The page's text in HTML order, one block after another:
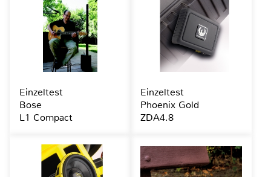
Einzeltest
Bose
L1 Compact
Einzeltest
Phoenix Gold
ZDA4.8